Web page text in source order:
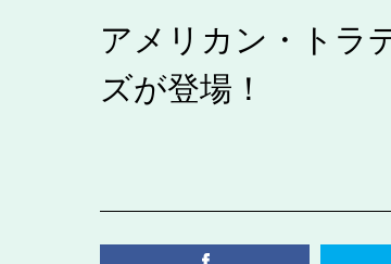
アメリカン・トラ
ズが登場！